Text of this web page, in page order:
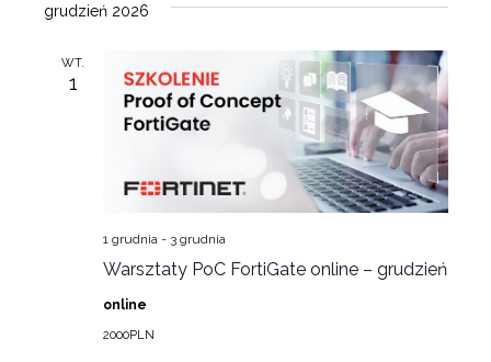
grudzień 2026
WT.
1
Warsztaty PoC FortiGate online – grudzień
1 grudnia- 3 grudnia
online
2000PLN